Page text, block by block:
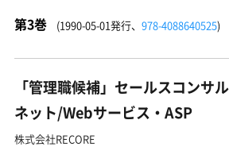
第3巻 (1990-05-01発行、 978-4088640525)
「管理職候補」セールスコンサ
ネット/Webサービス・ASP
株式会社RECORE